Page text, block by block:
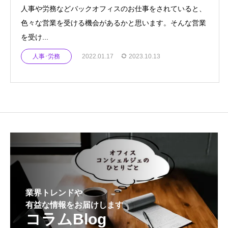
人事や労務などバックオフィスのお仕事をされていると、
色々な営業を受ける機会があるかと思います。そんな営業
を受け...
人事･労務 2022.01.17 2023.10.13
業界トレンドや
有益な情報をお届けします
コラムBlog